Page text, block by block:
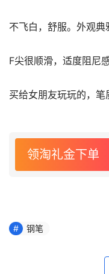
不飞白，舒服。外观典
F尖很顺滑，适度阻尼
买给女朋友玩玩的，
领淘礼金下单
钢笔